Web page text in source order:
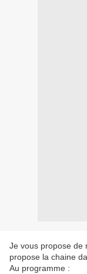
Je vous propose de
propose la chaine
Au programme :